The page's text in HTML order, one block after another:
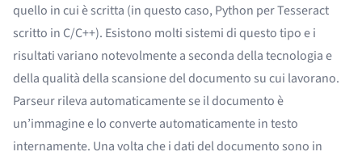
quello in cui è scritta (in questo caso, Python per Tesseract
scritto in C/C++). Esistono molti sistemi di questo tipoe i
risultati variano notevolmente a seconda della tecnologia e
della qualità della scansione del documento su cui lavorano.
Parseur rileva automaticamente se il documento è
un’immagine elo converte automaticamentein testo
internamente. Una volta che i dati del documento sono in